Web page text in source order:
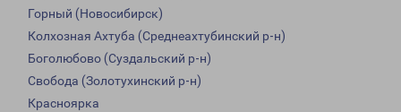
Горный (Новосибирск)
Колхозная Ахтуба (Среднеахтубинский р-н)
Боголюбово (Суздальский р-н)
Свобода (Золотухинский р-н)
Красноярка